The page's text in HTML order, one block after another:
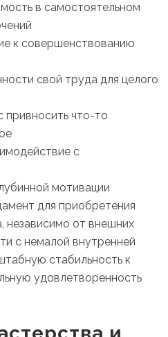
в самостоятельном
к совершенствованию
свой труда для целого
привносить что-то
с
мотивации
для приобретения
независимо от внешних
с немалой внутренней
стабильность к
удовлетворенность